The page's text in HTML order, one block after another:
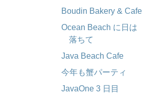
Boudin Bakery & Cafe
Ocean Beach に日は
落ちて
Java Beach Cafe
今年も蟹パーティ
JavaOne 3 日目